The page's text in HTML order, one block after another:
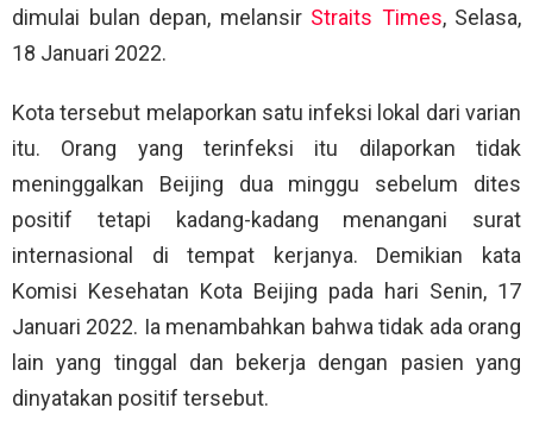
dimulai bulan depan, melansir Straits Times, Selasa,
18 Januari 2022.
Kota tersebut melaporkan satu infeksi lokal dari varian
itu. Orang yang terinfeksi itu dilaporkan tidak
meninggalkan Beijing dua minggu sebelum dites
positif tetapi kadang-kadang menangani surat
internasional di tempat kerjanya. Demikian kata
Komisi Kesehatan Kota Beijing pada hari Senin, 17
Januari 2022. Ia menambahkan bahwa tidak ada orang
lain yang tinggal dan bekerja dengan pasien yang
dinyatakan positif tersebut.